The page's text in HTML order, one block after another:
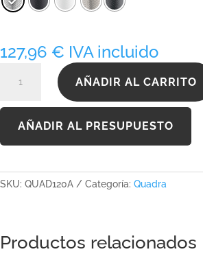
127,96 € IVA incluido
cantidad
AÑADIR AL CARRITO
AÑADIR AL PRESUPUESTO
SKU: QUAD120A Categoría: Quadra
Productos relacionados